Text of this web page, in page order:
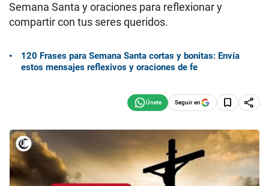
Semana Santa y oraciones para reflexionar y
compartir con tus seres queridos.
120 Frases para Semana Santa cortas y bonitas: Envía
estos mensajes reflexivos y oraciones de fe
Seguir en